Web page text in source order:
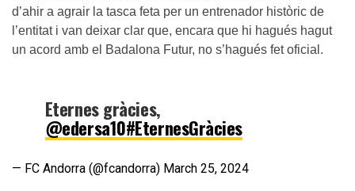
d’ahir a agrair la tasca feta per un entrenador històric de
l’entitat i van deixar clar que, encara que hi hagués hagut
un acord amb el Badalona Futur, no s’hagués fet oficial.
Eternes gràcies,
@edersa10#EternesGràcies
— FC Andorra (@fcandorra) March 25, 2024